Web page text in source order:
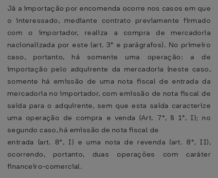
Já a importação por encomenda ocorre nos casos em que
o interessado, mediante contrato previamente firmado
com o importador, realiza a compra de mercadoria
nacionalizada por este (art. 3° e parágrafos). No primeiro
caso, portanto, há somente uma operação: a de
importação pelo adquirente da mercadoria (neste caso,
somente há emissão de uma nota fiscal de entrada da
mercadoria no importador, com emissão de nota fiscal de
saída para o adquirente, sem que esta saída caracterize
uma operação de compra e venda (Art. 7°, § 1°, I); no
segundo caso, há emissão de nota fiscal de
entrada (art. 8°, I) e uma nota de revenda (art. 8°, II),
ocorrendo, portanto, duas operações com caráter
financeiro-comercial.